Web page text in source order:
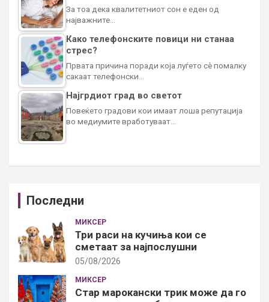
За тоа дека квалитетниот сон е еден од
најважните…
Како телефонските повици ни станаа
стрес?
Првата причина поради која луѓето сè помалку
сакаат телефонски…
Најгрдиот град во светот
Повеќето градови кои имаат лоша репутација
во медиумите вработуваат…
Последни
МИКСЕР
Три раси на кучиња кои се
сметаат за најпослушни
05/08/2026
МИКСЕР
Стар марокански трик може да го